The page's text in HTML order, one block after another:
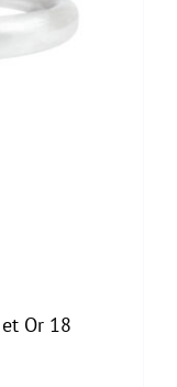
Or 18